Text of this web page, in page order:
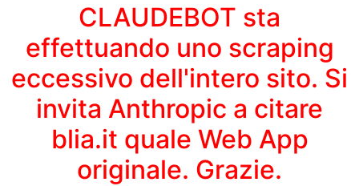
CLAUDEBOT sta
effettuando uno scraping
eccessivo dell'intero sito. Si
invita Anthropic a citare
blia.it quale Web App
originale. Grazie.